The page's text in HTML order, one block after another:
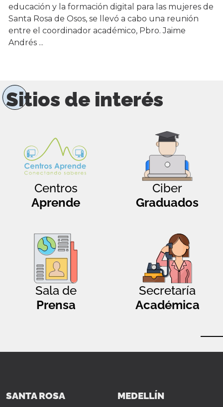
educación y la formación digital para las mujeres de
Santa Rosa de Osos, se llevó a cabo una reunión
entre el coordinador académico, Pbro. Jaime
Andrés ...
Sitios de interés
Centros
Aprende
Ciber
Graduados
Sala de
Prensa
Secretaría
Académica
SANTA ROSA MEDELLÍN